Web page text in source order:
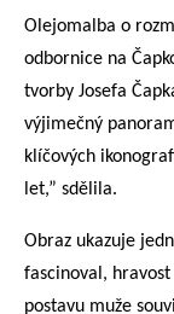
Olejomalba o
odbornice na
tvorby Josefa
výjimečný
klíčových
let,” sdělila.
Obraz ukazuje
fascinoval,
postavu muže